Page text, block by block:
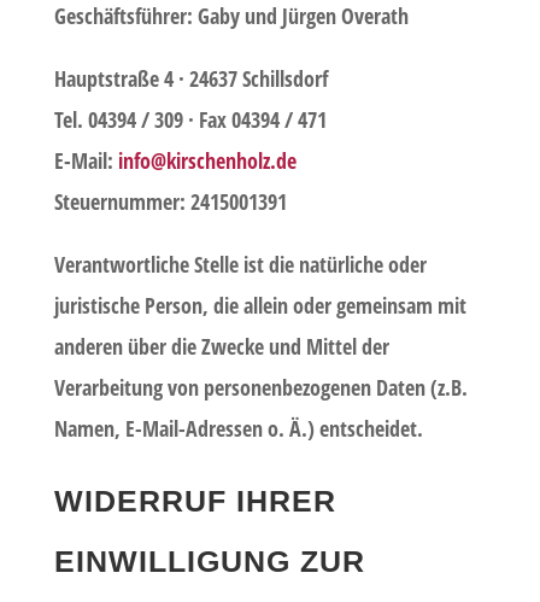
Geschäftsführer: Gaby und Jürgen Overath
Hauptstraße 4 · 24637 Schillsdorf
Tel. 04394 / 309 · Fax 04394 / 471
E-Mail: info@kirschenholz.de
Steuernummer: 2415001391
Verantwortliche Stelle ist die natürliche oder
juristische Person, die allein oder gemeinsam mit
anderen über die Zwecke und Mittel der
Verarbeitung von personenbezogenen Daten (z.B.
Namen, E-Mail-Adressen o. Ä.) entscheidet.
WIDERRUF IHRER
EINWILLIGUNG ZUR